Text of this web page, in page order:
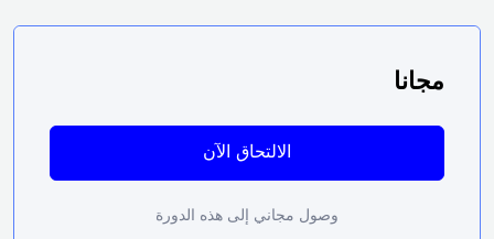
مجانا
الالتحاق الآن
وصول مجاني إلى هذه الدورة